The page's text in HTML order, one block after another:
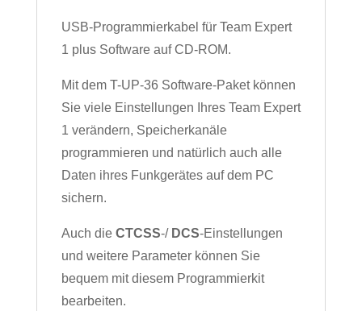
USB-Programmierkabel für Team Expert
1 plus Software auf CD-ROM.
Mit dem T-UP-36 Software-Paket können
Sie viele Einstellungen Ihres Team Expert
1 verändern, Speicherkanäle
programmieren und natürlich auch alle
Daten ihres Funkgerätes auf dem PC
sichern.
Auch die CTCSS-/ DCS-Einstellungen
und weitere Parameter können Sie
bequem mit diesem Programmierkit
bearbeiten.